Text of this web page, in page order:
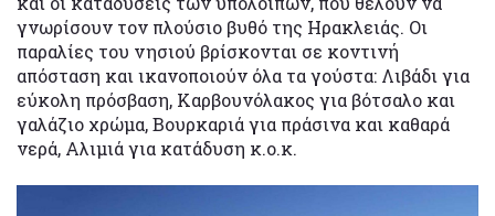
γνωρίσουν τον πλούσιο βυθό της Ηρακλειάς. Οι
παραλίες του νησιού βρίσκονται σε κοντινή
απόσταση και ικανοποιούν όλα τα γούστα: Λιβάδι για
εύκολη πρόσβαση, Καρβουνόλακος για βότσαλο και
γαλάζιο χρώμα, Βουρκαριά για πράσινα και καθαρά
νερά, Αλιμιά για κατάδυση κ.ο.κ.